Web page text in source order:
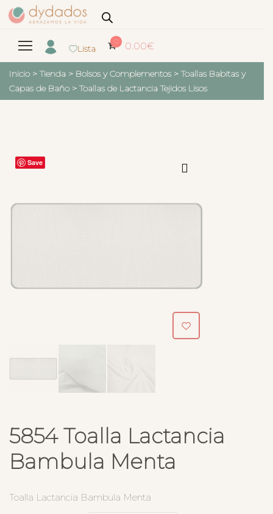
Lista
0 0.00€
Inicio > Tienda > Bolsos y Complementos > Toallas Babitas y
Capas de Baño > Toallas de Lactancia Tejidos Lisos
Save
5854 Toalla Lactancia
Bambula Menta
Toalla Lactancia Bambula Menta